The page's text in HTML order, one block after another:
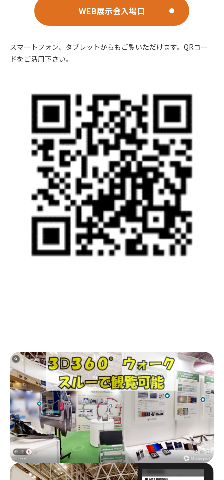
WEB展示会入場口
スマートフォン、タブレットからもご覧いただけます。QRコー
ドをご活用下さい。